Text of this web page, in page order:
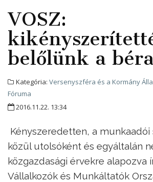
VOSZ:
belőlünk a
Kategória: Versenyszféra és a Kormány
Fóruma
2016.11.22. 13:34
Kényszeredetten, a
közül utolsóként és egyáltalán
közgazdasági érvekre alapozva
Vállalkozók és Munkáltatók